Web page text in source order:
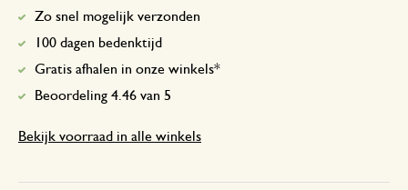
Zo snel mogelijk verzonden
100 dagen bedenktijd
Gratis afhalen in onze winkels*
Beoordeling 4.46 van 5
Bekijk voorraad in alle winkels
Bedankt voor de beoordeling. We
goed gekomen. Veel plezier met de